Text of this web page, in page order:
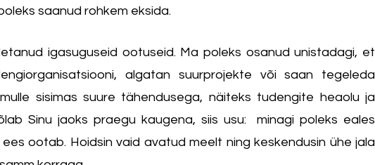
saanud rohkem eksida.
igasuguseid ootuseid. Ma poleks osanud unistadagi, et
algatan suurprojekte või saan tegeleda
sisimas suure tähendusega, näiteks tudengite heaolu ja
Sinu jaoks praegu kaugena, siis usu:  minagi poleks eales
ootab. Hoidsin vaid avatud meelt ning keskendusin ühe jala